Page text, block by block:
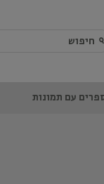
עם תמונות